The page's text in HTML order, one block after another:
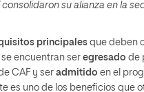
consolidaron su alianza en la
principales que deben
encuentran ser egresado de
CAF y ser admitido en el
es uno de los beneficios que